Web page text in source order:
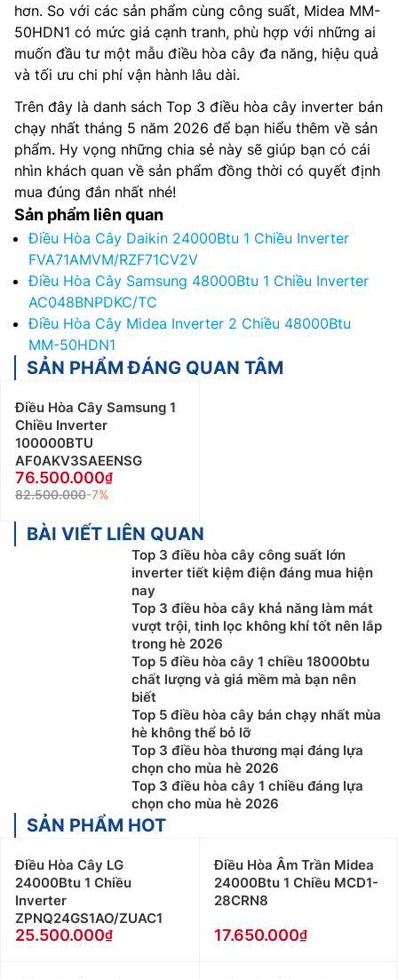
hơn. So với các sản phẩm cùng công suất, Midea MM-
50HDN1 có mức giá cạnh tranh, phù hợp với những ai
muốn đầu tư một mẫu điều hòa cây đa năng, hiệu quả
và tối ưu chi phí vận hành lâu dài.
Trên đây là danh sách Top 3 điều hòa cây inverter bán
chạy nhất tháng 5 năm 2026 để bạn hiểu thêm về sản
phẩm. Hy vọng những chia sẻ này sẽ giúp bạn có cái
nhìn khách quan về sản phẩm đồng thời có quyết định
mua đúng đắn nhất nhé!
Sản phẩm liên quan
Điều Hòa Cây Daikin 24000Btu 1 Chiều Inverter
FVA71AMVM/RZF71CV2V
Điều Hòa Cây Samsung 48000Btu 1 Chiều Inverter
AC048BNPDKC/TC
Điều Hòa Cây Midea Inverter 2 Chiều 48000Btu
MM-50HDN1
SẢN PHẨM ĐÁNG QUAN TÂM
Điều Hòa Cây Samsung 1
Chiều Inverter
100000BTU
AF0AKV3SAEENSG
76.500.000
82.500.000-7%
BÀI VIẾT LIÊN QUAN
Top 3 điều hòa cây công suất lớn
inverter tiết kiệm điện đáng mua hiện
nay
Top 3 điều hòa cây khả năng làm mát
vượt trội, tinh lọc không khí tốt nên lắp
trong hè 2026
Top 5 điều hòa cây 1 chiều 18000btu
chất lượng và giá mềm mà bạn nên
biết
Top 5 điều hòa cây bán chạy nhất mùa
hè không thể bỏ lỡ
Top 3 điều hòa thương mại đáng lựa
chọn cho mùa hè 2026
Top 3 điều hòa cây 1 chiều đáng lựa
chọn cho mùa hè 2026
SẢN PHẨM HOT
Điều Hòa Cây LG
24000Btu 1 Chiều
Inverter
ZPNQ24GS1AO/ZUAC1
25.500.000
Điều Hòa Âm Trần Midea
24000Btu 1 Chiều MCD1-
28CRN8
17.650.000